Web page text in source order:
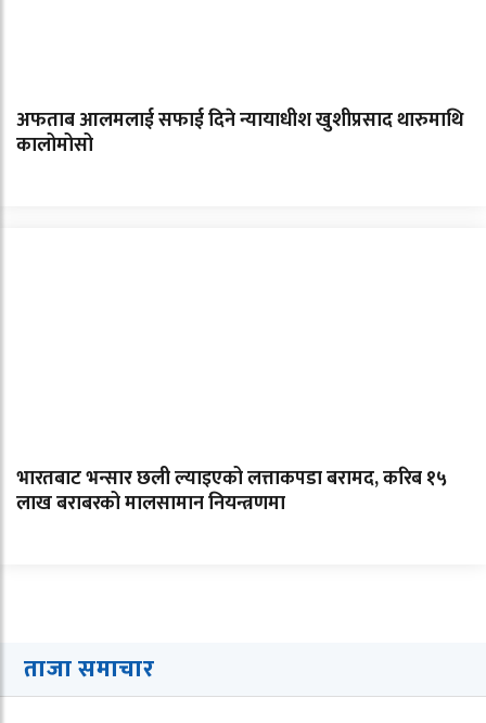
अफताब आलमलाई सफाई दिने न्यायाधीश खुशीप्रसाद थारुमाथि
कालोमोसो
भारतबाट भन्सार छली ल्याइएको लत्ताकपडा बरामद, करिब १५
लाख बराबरको मालसामान नियन्त्रणमा
ताजा समाचार